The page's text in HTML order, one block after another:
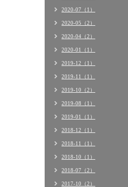
2020-07（1）
2020-05（2）
2020-04（2）
2020-01（1）
2019-12（1）
2019-11（1）
2019-10（2）
2019-08（1）
2019-01（1）
2018-12（1）
2018-11（1）
2018-10（1）
2018-07（2）
2017-10（2）